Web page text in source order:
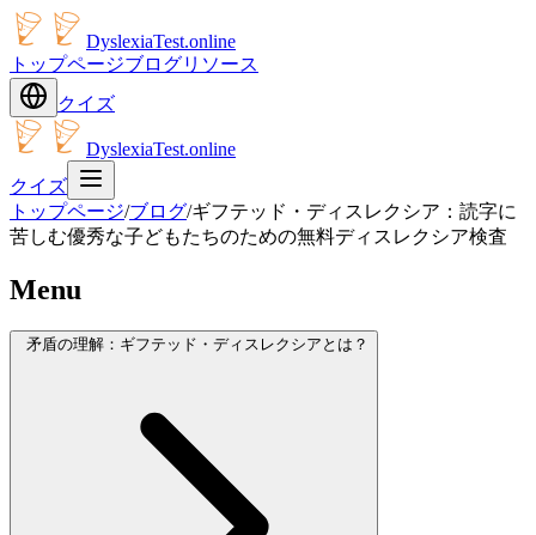
DyslexiaTest.online
トップページブログリソース
クイズ
DyslexiaTest.online
クイズ
トップページ/ブログ/ギフテッド・ディスレクシア：読字に
苦しむ優秀な子どもたちのための無料ディスレクシア検査
Menu
矛盾の理解：ギフテッド・ディスレクシアとは？